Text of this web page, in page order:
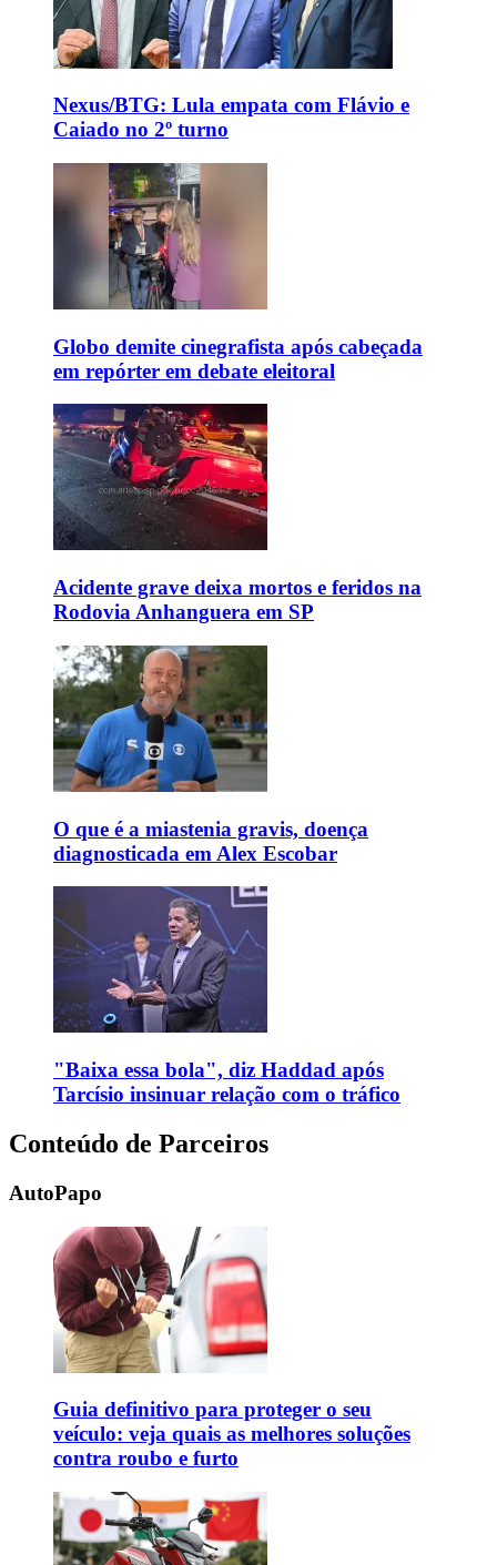
Nexus/BTG: Lula empata com Flávio e
Caiado no 2º turno
Globo demite cinegrafista após cabeçada
em repórter em debate eleitoral
Acidente grave deixa mortos e feridos na
Rodovia Anhanguera em SP
O que é a miastenia gravis, doença
diagnosticada em Alex Escobar
"Baixa essa bola", diz Haddad após
Tarcísio insinuar relação com o tráfico
Conteúdo de Parceiros
AutoPapo
Guia definitivo para proteger o seu
veículo: veja quais as melhores soluções
contra roubo e furto